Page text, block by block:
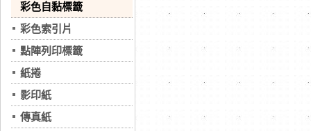
彩色自黏標籤
彩色索引片
點陣列印標籤
紙捲
影印紙
傳真紙